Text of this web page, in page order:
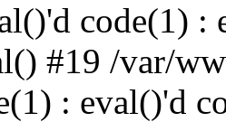
code(1) :
#19 /var/
: eval()'d